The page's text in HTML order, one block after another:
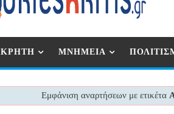
ΚΡΗΤΗ ΜΝΗΜΕΙΑ
Εμφάνιση αναρτήσεων με ετικέτα